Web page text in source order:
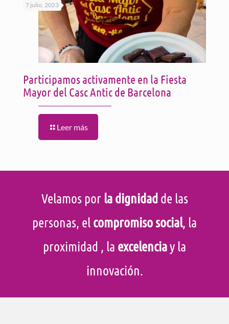
7 julio, 2023
Participamos activamente en la Fiesta
Mayor del Casc Antic de Barcelona
Leer más
Velamos por la dignidadde las
personas, el compromiso social, la
proximidad , la excelenciay la
innovación.